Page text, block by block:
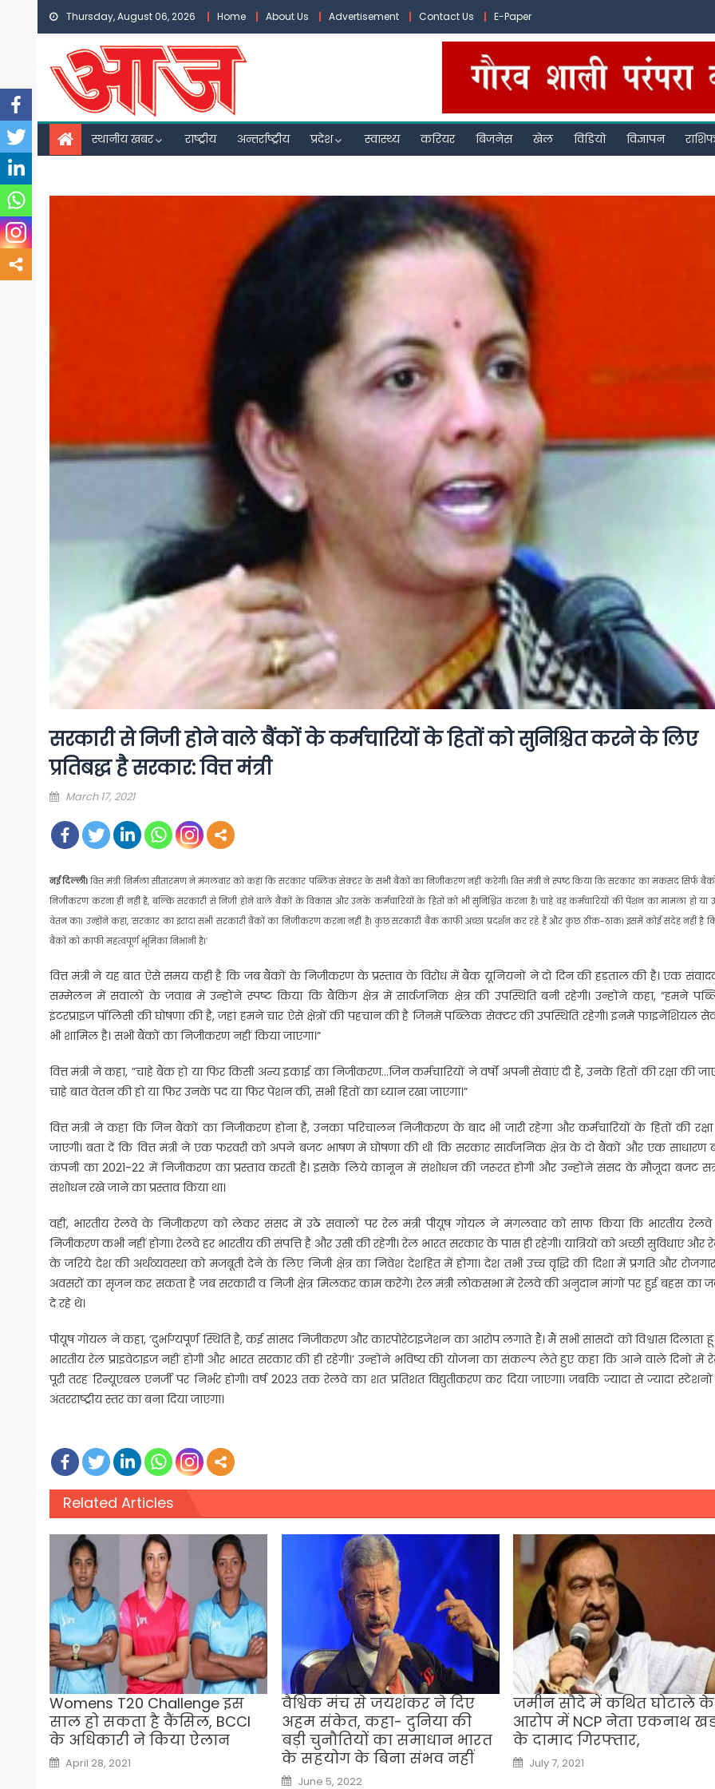
Skip
content
Thursday, August 06, 2026 Home About Us Advertisement Contact Us E-Paper
स्थानीय खबर राष्ट्रीय अन्तर्राष्ट्रीय प्रदेश स्वास्थ्य करियर बिजनेस खेल विडियो विज्ञापन
सरकारी से निजी होने वाले बैंकों के कर्मचारियों के हितों को सुनिश्चित करने के लिए
प्रतिबद्ध है सरकार: वित्त मंत्री
Posted
March 17, 2021
नई दिल्ली।वित्त मंत्री निर्मला सीतारमण ने मंगलवार को कहा कि सरकार पब्लिक सेक्टर के सभी बैंकों का निजीकरण नहीं करेगी। वित्त मंत्री ने स्पष्ट किया कि सरकार का मकसद सिर्फ
निजीकरण करना ही नहीं है, बल्कि सरकारी से निजी होने वाले बैंकों के विकास और उनके कर्मचारियों के हितों को भी सुनिश्चित करना है। चाहे वह कर्मचारियों की पेंशन का मामला हो
वेतन का। उन्होंने कहा, ‘सरकार का इरादा सभी सरकारी बैंकों का निजीकरण करना नहीं है। कुछ सरकारी बैंक काफी अच्छा प्रदर्शन कर रहे हैं और कुछ ठीक-ठाक। इसमें कोई संदेह नहीं है
बैंकों को काफी महत्वपूर्ण भूमिका निभानी है।’
वित्त मंत्री ने यह बात ऐसे समय कही है कि जब बैंकों के निजीकरण के प्रस्ताव के विरोध में बैंक यूनियनों ने दो दिन की हड़ताल की है। एक
सम्मेलन में सवालों के जवाब में उन्होंने स्पष्ट किया कि बैंकिंग क्षेत्र में सार्वजनिक क्षेत्र की उपस्थिति बनी रहेगी। उन्होंने कहा, ”हमने
इंटरप्राइज पॉलिसी की घोषणा की है, जहां हमने चार ऐसे क्षेत्रों की पहचान की है जिनमें पब्लिक सेक्टर की उपस्थिति रहेगी। इनमें फाइनेंशियल
भी शामिल है। सभी बैंकों का निजीकरण नहीं किया जाएगा।”
वित्त मंत्री ने कहा, ”चाहे बैंक हो या फिर किसी अन्य इकाई का निजीकरण…जिन कर्मचारियों ने वर्षों अपनी सेवाएं दी हैं, उनके हितों की रक्षा की
चाहे बात वेतन की हो या फिर उनके पद या फिर पेंशन की, सभी हितों का ध्यान रखा जाएगा।”
वित्त मंत्री ने कहा कि जिन बैंकों का निजीकरण होना है, उनका परिचालन निजीकरण के बाद भी जारी रहेगा और कर्मचारियों के हितों की
जाएगी। बता दें कि वित्त मंत्री ने एक फरवरी को अपने बजट भाषण में घोषणा की थी कि सरकार सार्वजनिक क्षेत्र के दो बैंकों और एक साधारण
कंपनी का 2021-22 में निजीकरण का प्रस्ताव करती है। इसके लिये कानून में संशोधन की जरूरत होगी और उन्होंने संसद के मौजूदा बजट
संशोधन रखे जाने का प्रस्ताव किया था।
वहीं, भारतीय रेलवे के निजीकरण को लेकर संसद में उठे सवालों पर रेल मंत्री पीयूष गोयल ने मंगलवार को साफ किया कि भारतीय
निजीकरण कभी नहीं होगा। रेलवे हर भारतीय की संपत्ति है और उसी की रहेगी। रेल भारत सरकार के पास ही रहेगी। यात्रियों को अच्छी सुविधाएं और
के जरिये देश की अर्थव्यवस्था को मजबूती देने के लिए निजी क्षेत्र का निवेश देशहित में होगा। देश तभी उच्च वृद्धि की दिशा में प्रगति और
अवसरों का सृजन कर सकता है जब सरकारी व निजी क्षेत्र मिलकर काम करेंगे। रेल मंत्री लोकसभा में रेलवे की अनुदान मांगों पर हुई बहस का
दे रहे थे।
पीयूष गोयल ने कहा, ‘दुर्भाग्यपूर्ण स्थिति है, कई सांसद निजीकरण और कारपोरेटाइजेशन का आरोप लगाते हैं। मैं सभी सांसदों को विश्वास दिलाता
भारतीय रेल प्राइवेटाइज नहीं होगी और भारत सरकार की ही रहेगी।’ उन्होंने भविष्य की योजना का संकल्प लेते हुए कहा कि आने वाले दिनों में
पूरी तरह रिन्यूएबल एनर्जी पर निर्भर होगी। वर्ष 2023 तक रेलवे का शत प्रतिशत विद्युतीकरण कर दिया जाएगा। जबकि ज्यादा से ज्यादा
अंतरराष्ट्रीय स्तर का बना दिया जाएगा।
Related Articles
Womens T20 Challenge इस
साल हो सकता है कैंसिल, BCCI
के अधिकारी ने किया ऐलान
Posted
on
April 28, 2021
वैश्विक मंच से जयशंकर ने दिए
अहम संकेत, कहा- दुनिया की
बड़ी चुनौतियों का समाधान भारत
के सहयोग के बिना संभव नहीं
Posted
June 5, 2022
जमीन सौदे में कथित घोटाले के
आरोप में NCP नेता एकनाथ
के दामाद गिरफ्तार,
Posted
on
July 7, 2021